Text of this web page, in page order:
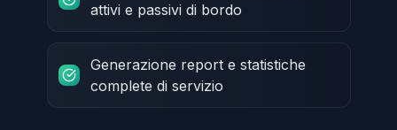
attivi e passivi di bordo
Generazione report e statistiche
complete di servizio